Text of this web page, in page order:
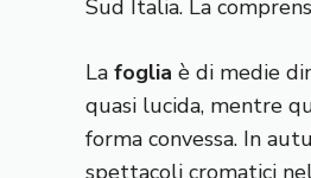
Sud Italia. La
La foglia è di medie
quasi lucida, mentre
forma convessa. In
spettacoli cromatici